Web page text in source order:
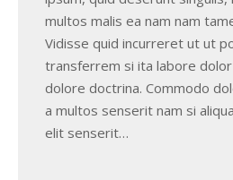
multos malis ea nam nam
Vidisse quid incurreret ut ut
transferrem si ita labore
dolore doctrina. Commodo
a multos senserit nam si
elit senserit…